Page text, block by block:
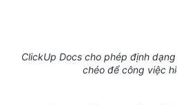
ClickUp Docs cho phép định
chéo để công việc